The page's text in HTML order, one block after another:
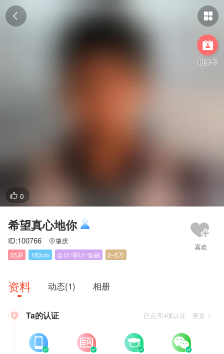
 

相亲卡
 0
希望真心地你
ID:100766 肇庆
35岁
163cm 会计/审计/金融 2~5万
资料 动态(1) 相册
 Ta的认证 已点亮4项认证 更多






